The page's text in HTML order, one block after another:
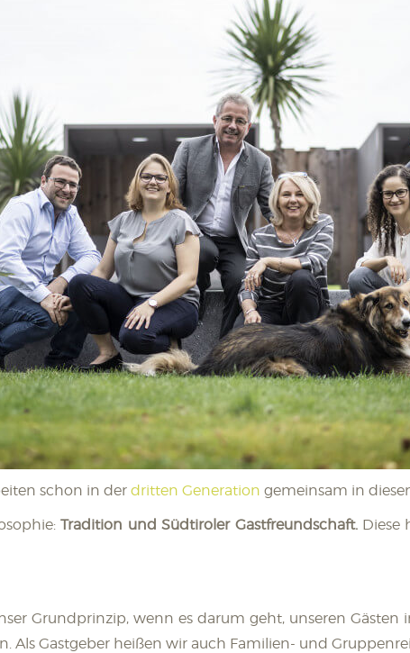
schon in der dritten Generation gemeinsam in
Tradition und Südtiroler Gastfreundschaft. Diese
Grundprinzip, wenn es darum geht, unseren
Als Gastgeber heißen wir auch Familien- und